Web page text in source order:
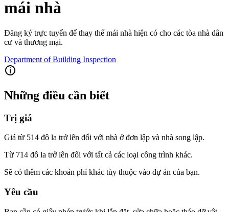
mái nhà
Đăng ký trực tuyến để thay thế mái nhà hiện có cho các tòa nhà dân
cư và thương mại.
Department of Building Inspection
Những điều cần biết
Trị giá
Giá từ 514 đô la trở lên đối với nhà ở đơn lập và nhà song lập.
Từ 714 đô la trở lên đối với tất cả các loại công trình khác.
Sẽ có thêm các khoản phí khác tùy thuộc vào dự án của bạn.
Yêu cầu